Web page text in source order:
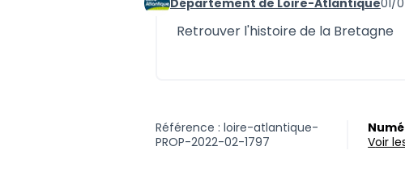
Commentaire 1205
Département de Loire-Atlantique01/
Retrouver l'histoire de la Bretagne
Référence : loire-atlantique-
PROP-2022-02-1797
voir